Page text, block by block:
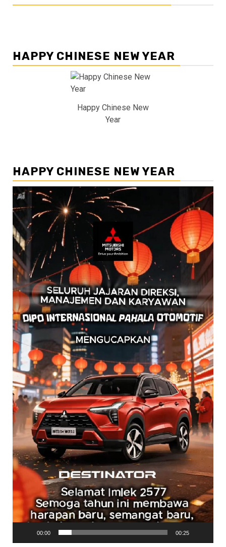
HAPPY CHINESE NEW YEAR
Happy Chinese New
Year
HAPPY CHINESE NEW YEAR
Pemutar
00:00 00:25